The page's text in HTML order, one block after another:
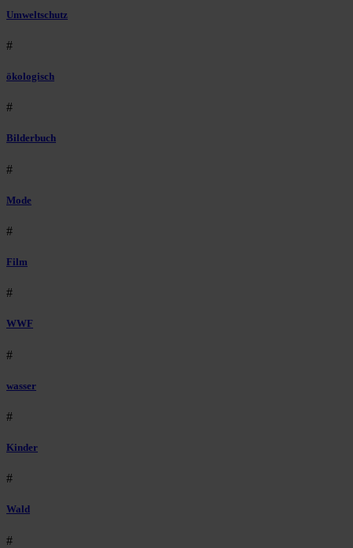
Umweltschutz
#
ökologisch
#
Bilderbuch
#
Mode
#
Film
#
WWF
#
wasser
#
Kinder
#
Wald
#